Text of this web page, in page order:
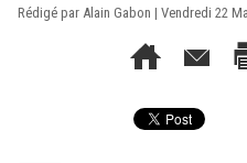
Rédigé par Alain Gabon | Vendredi 22